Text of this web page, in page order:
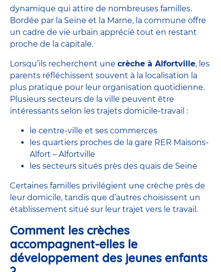
dynamique qui attire de nombreuses familles.
Bordée par la Seine et la Marne, la commune offre
un cadre de vie urbain apprécié tout en restant
proche de la capitale.
Lorsqu’ils recherchent une crèche à Alfortville, les
parents réfléchissent souvent à la localisation la
plus pratique pour leur organisation quotidienne.
Plusieurs secteurs de la ville peuvent être
intéressants selon les trajets domicile-travail :
le centre-ville et ses commerces
les quartiers proches de la gare RER Maisons-
Alfort – Alfortville
les secteurs situés près des quais de Seine
Certaines familles privilégient une crèche près de
leur domicile, tandis que d’autres choisissent un
établissement situé sur leur trajet vers le travail.
Comment les crèches
accompagnent-elles le
développement des jeunes enfants